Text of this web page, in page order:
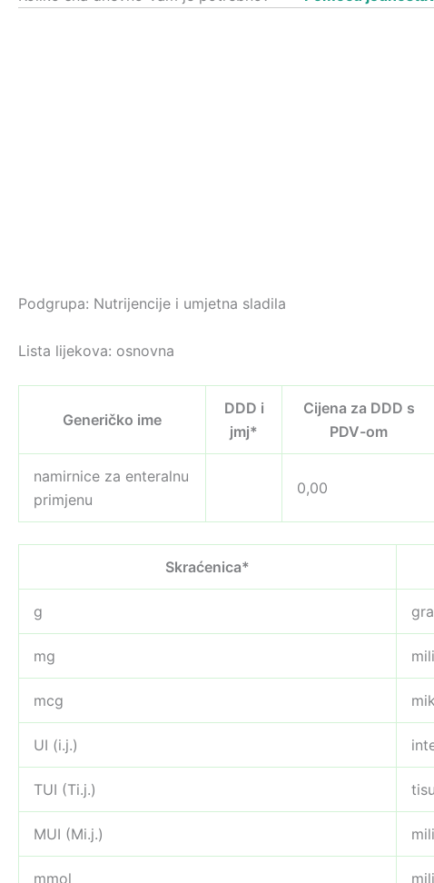
Podgrupa: Nutrijencije i umjetna sladila
Lista lijekova: osnovna
Generičko ime
DDD i
jmj*
Cijena za DDD s
PDV-om
namirnice za enteralnu
primjenu
0,00
Skraćenica*
g
mg
mcg
UI (i.j.)
TUI (Ti.j.)
MUI (Mi.j.)
mmol